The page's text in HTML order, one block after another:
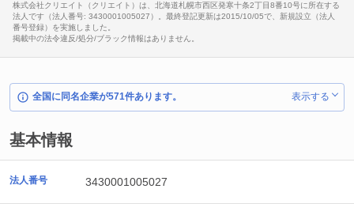
株式会社クリエイト（クリエイト）は、北海道札幌市西区発寒十条2丁目8番10号に所在する
法人です（法人番号: 3430001005027）。最終登記更新は2015/10/05で、新規設立（法人
番号登録）を実施しました。
掲載中の法令違反/処分/ブラック情報はありません。
全国に同名企業が571件あります。 表示する
基本情報
法人番号 3430001005027